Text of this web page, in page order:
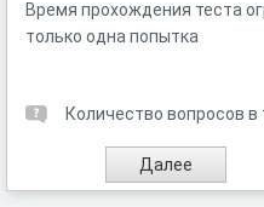
Время прохождения теста
только одна попытка
Количество вопросов в